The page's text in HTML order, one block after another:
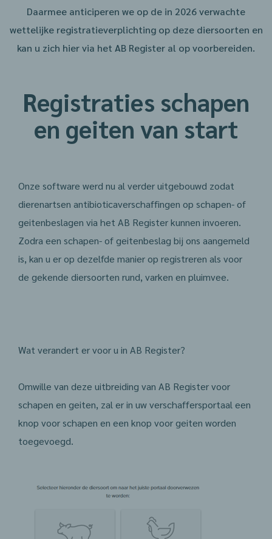
Daarmee anticiperen we op de in 2026 verwachte
wettelijke registratieverplichting op deze diersoorten en
kan u zich hier via het AB Register al op voorbereiden.
Registraties schapen
en geiten van start
Onze software werd nu al verder uitgebouwd zodat
dierenartsen antibioticaverschaffingen op schapen- of
geitenbeslagen via het AB Register kunnen invoeren.
Zodra een schapen- of geitenbeslag bij ons aangemeld
is, kan u er op dezelfde manier op registreren als voor
de gekende diersoorten rund, varken en pluimvee.
Wat verandert er voor u in AB Register?
Omwille van deze uitbreiding van AB Register voor
schapen en geiten, zal er in uw verschaffersportaal een
knop voor schapen en een knop voor geiten worden
toegevoegd.